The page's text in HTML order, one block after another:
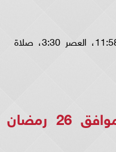
الفجر 4:12، الشروق 5:40، الظهر 11:58، العصر 3:30، صلاة
يوم الجمعة 5 أبريل الموافق 26 رمضان